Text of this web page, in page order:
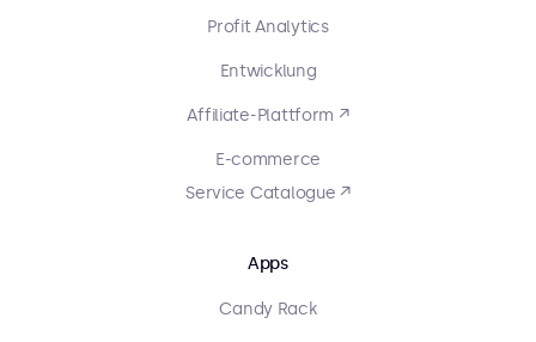
Profit Analytics
Entwicklung
Affiliate-Plattform ↗
E-commerce
Service Catalogue ↗
Apps
Candy Rack